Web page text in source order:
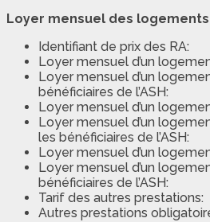
Loyer mensuel des
Identifiant de prix des RA:
Loyer mensuel d’un
Loyer mensuel d’un
bénéficiaires de l’ASH:
Loyer mensuel d’un
Loyer mensuel d’un
les bénéficiaires de l’ASH:
Loyer mensuel d’un
Loyer mensuel d’un
bénéficiaires de l’ASH:
Tarif des autres prestations:
Autres prestations